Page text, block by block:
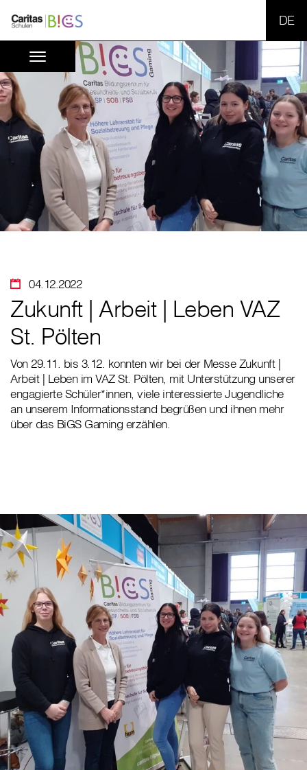
04.12.2022
Zukunft | Arbeit | Leben VAZ
St. Pölten
Von 29.11. bis 3.12. konnten wir bei der Messe Zukunft |
Arbeit | Leben im VAZ St. Pölten, mit Unterstützung unserer
engagierte Schüler*innen, viele interessierte Jugendliche
an unserem Informationsstand begrüßen und ihnen mehr
über das BiGS Gaming erzählen.